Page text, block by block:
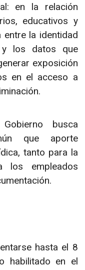
en la relación
educativos y
entre la identidad
y los datos que
exposición
en el acceso a
busca
que aporte
tanto para la
los empleados
hasta el 8
habilitado en el